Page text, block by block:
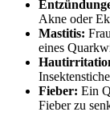
Akne oder
Mastitis:
eines
Fieber: Ein
Fieber zu